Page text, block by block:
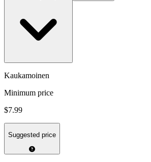
Kaukamoinen
Minimum price
$7.99
Suggested price